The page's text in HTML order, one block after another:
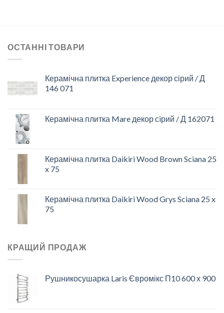
ОСТАННІ ТОВАРИ
Керамічна плитка Experience декор сірий / Д
146 071
Керамічна плитка Mare декор сiрий / Д 162071
Керамічна плитка Daikiri Wood Brown Sciana 25
x 75
Керамічна плитка Daikiri Wood Grys Sciana 25 x
75
КРАЩИЙ ПРОДАЖ
Рушникосушарка Laris Євромікс П10 600 х 900